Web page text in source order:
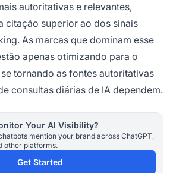
autoritativas e relevantes,
citação superior ao dos sinais
As marcas que dominam esse
apenas otimizando para o
tornando as fontes autoritativas
consultas diárias de IA dependem.
Your AI Visibility?
mention your brand across ChatGPT,
other platforms.
Get Started